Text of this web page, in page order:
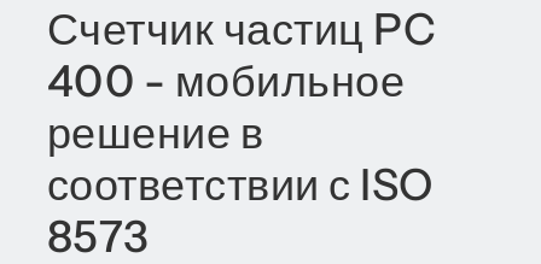
Счетчик частиц PC
400 - мобильное
решение в
соответствии с ISO
8573